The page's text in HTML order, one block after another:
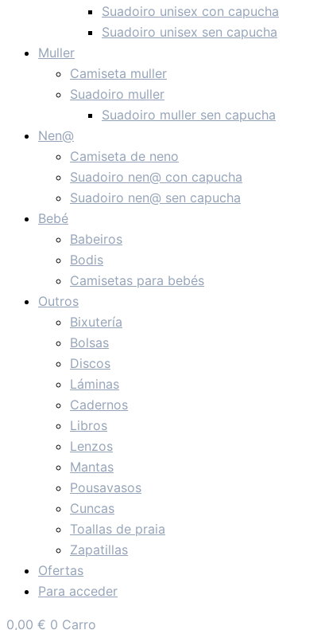
Suadoiro unisex con capucha
Suadoiro unisex sen capucha
Muller
Camiseta muller
Suadoiro muller
Suadoiro muller sen capucha
Nen@
Camiseta de neno
Suadoiro nen@ con capucha
Suadoiro nen@ sen capucha
Bebé
Babeiros
Bodis
Camisetas para bebés
Outros
Bixutería
Bolsas
Discos
Láminas
Cadernos
Libros
Lenzos
Mantas
Pousavasos
Cuncas
Toallas de praia
Zapatillas
Ofertas
Para acceder
0,00 € 0 Carro